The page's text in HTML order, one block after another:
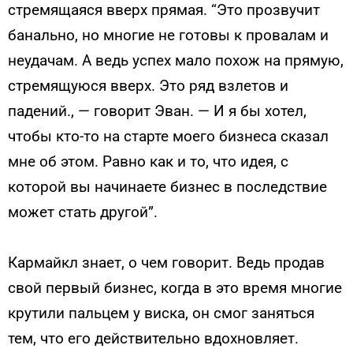
стремящаяся вверх прямая. “Это прозвучит
банально, но многие не готовы к провалам и
неудачам. А ведь успех мало похож на прямую,
стремящуюся вверх. Это ряд взлетов и
падений., — говорит Эван. — И я бы хотел,
чтобы кто-то на старте моего бизнеса сказал
мне об этом. Равно как и то, что идея, с
которой вы начинаете бизнес в последствие
может стать другой”.
Кармайкл знает, о чем говорит. Ведь продав
свой первый бизнес, когда в это время многие
крутили пальцем у виска, он смог заняться
тем, что его действительно вдохновляет.